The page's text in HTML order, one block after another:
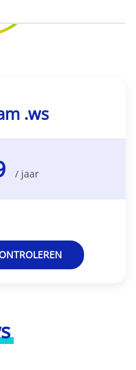
.ws
/ jaar